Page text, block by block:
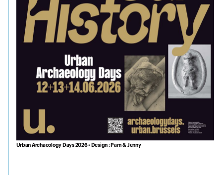
Urban Archaeology Days 2026 • Design : Pam & Jenny